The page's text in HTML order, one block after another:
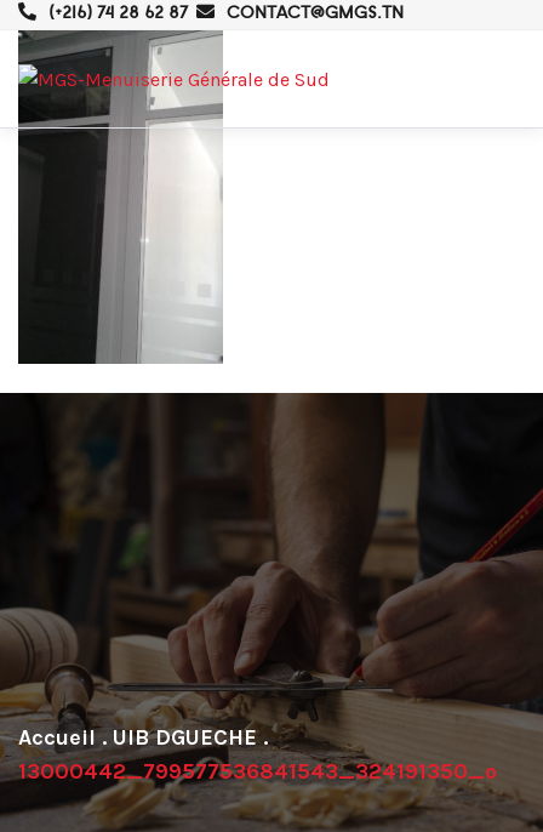
(+216) 74 28 62 87 CONTACT@GMGS.TN
. UIB DGUECHE .
13000442_799577536841543_324191350_o